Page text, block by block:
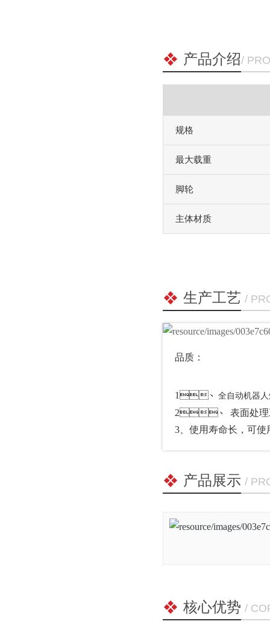
产品介绍/
规格
最大载重
脚轮
主体材质
生产工艺 /
品质：
1、 全自动机器人焊
2、 表面处理工
3、使用寿命长，可
产品展示 /
核心优势 /